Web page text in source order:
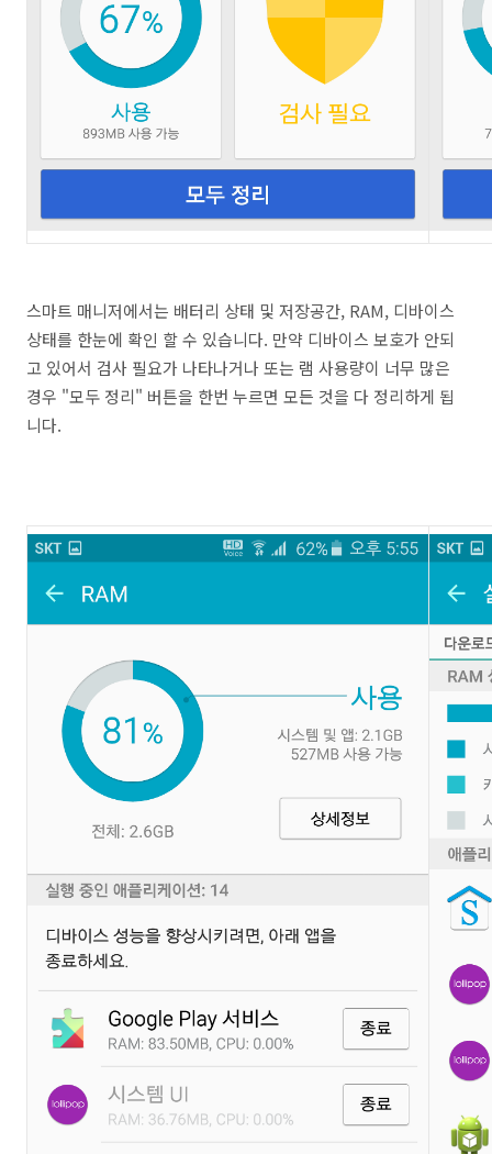
스마트 매니저에서는 배터리 상태 및 저장공간, RAM, 디바이스
상태를 한눈에 확인 할 수 있습니다. 만약 디바이스 보호가 안되
고 있어서 검사 필요가 나타나거나 또는 램 사용량이 너무 많은
경우 "모두 정리" 버튼을 한번 누르면 모든 것을 다 정리하게 됩
니다.